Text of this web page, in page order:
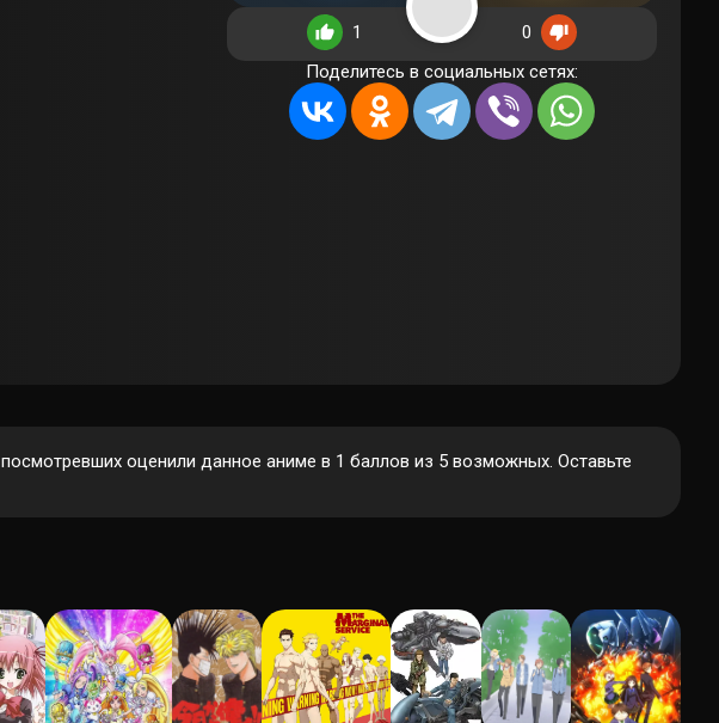
1
0
Поделитесь в социальных сетях:
посмотревших оценили данное аниме в 1 баллов из 5 возможных. Оставьте